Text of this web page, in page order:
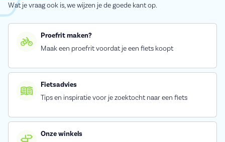
Wat je vraag ook is, we wijzen je de goede kant op.
Proefrit maken?
Maak een proefrit voordat je een fiets koopt
Fietsadvies
Tips en inspiratie voor je zoektocht naar een fiets
Onze winkels